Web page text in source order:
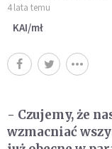
4 lata temu
KAI/mł
- Czujemy, że
wzmacniać